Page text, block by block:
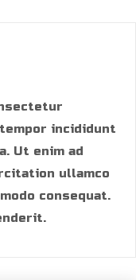
incididunt
Ut enim ad
ullamco
consequat.